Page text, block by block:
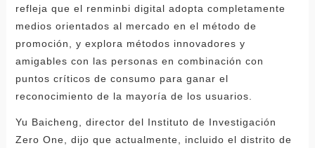
refleja que el renminbi digital adopta completamente
medios orientados al mercado en el método de
promoción, y explora métodos innovadores y
amigables con las personas en combinación con
puntos críticos de consumo para ganar el
reconocimiento de la mayoría de los usuarios.
Yu Baicheng, director del Instituto de Investigación
Zero One, dijo que actualmente, incluido el distrito de